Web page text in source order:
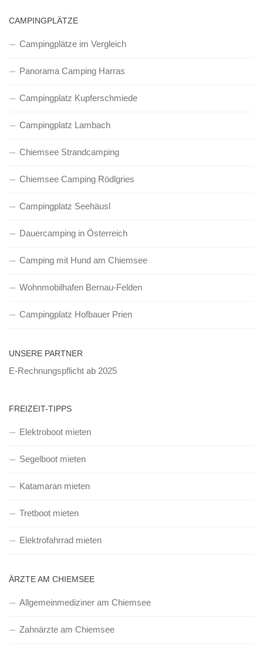
CAMPINGPLÄTZE
Campingplätze im Vergleich
Panorama Camping Harras
Campingplatz Kupferschmiede
Campingplatz Lambach
Chiemsee Strandcamping
Chiemsee Camping Rödlgries
Campingplatz Seehäusl
Dauercamping in Österreich
Camping mit Hund am Chiemsee
Wohnmobilhafen Bernau-Felden
Campingplatz Hofbauer Prien
UNSERE PARTNER
E-Rechnungspflicht ab 2025
FREIZEIT-TIPPS
Elektroboot mieten
Segelboot mieten
Katamaran mieten
Tretboot mieten
Elektrofahrrad mieten
ÄRZTE AM CHIEMSEE
Allgemeinmediziner am Chiemsee
Zahnärzte am Chiemsee